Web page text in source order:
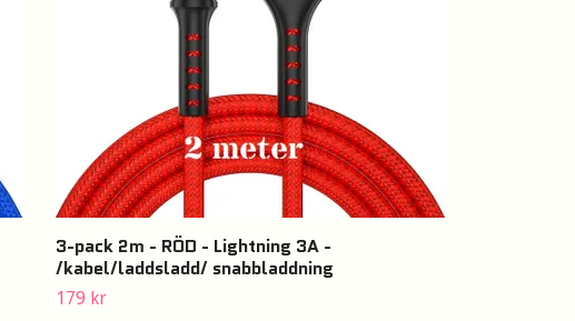
3-pack 2m - RÖD - Lightning 3A -
/kabel/laddsladd/ snabbladdning
179 kr